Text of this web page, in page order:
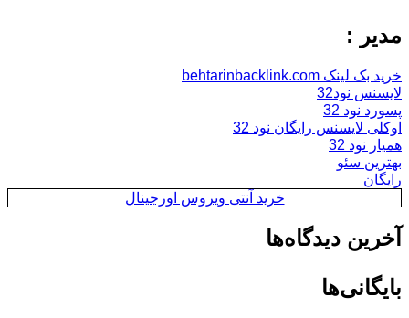
مدیر :
خرید بک لینک behtarinbacklink.com
لایسنس نود32
پسورد نود 32
اوکلی لایسنس رایگان نود 32
همیار نود 32
بهترین سئو
رایگان
خرید آنتی ویروس اورجینال
آخرین دیدگاه‌ها
بایگانی‌ها